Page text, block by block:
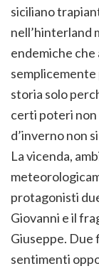
siciliano
nell’hinterland
endemiche
semplicemente
storia solo
certi poteri non
d’inverno non
La vicenda,
protagonisti
Giovanni e il
Giuseppe. Due
sentimenti